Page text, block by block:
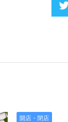
開店・閉店